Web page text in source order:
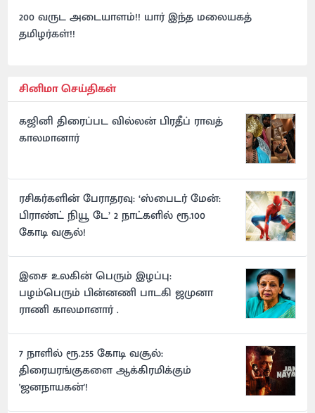
200 வருட அடையாளம்!! யார் இந்த மலையகத்
தமிழர்கள்!!
சினிமா செய்திகள்
கஜினி திரைப்பட வில்லன் பிரதீப் ராவத்
காலமானார்
ரசிகர்களின் பேராதரவு: ‘ஸ்பைடர் மேன்:
பிராண்ட் நியூ டே’ 2 நாட்களில் ரூ.100
கோடி வசூல்!
இசை உலகின் பெரும் இழப்பு:
பழம்பெரும் பின்னணி பாடகி ஜமுனா
ராணி காலமானார் .
7 நாளில் ரூ.255 கோடி வசூல்:
திரையரங்குகளை ஆக்கிரமிக்கும்
'ஜனநாயகன்'!